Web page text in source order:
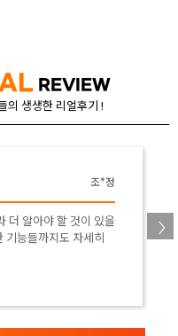
REVIEW
의 생생한 리얼후기 !
고*현